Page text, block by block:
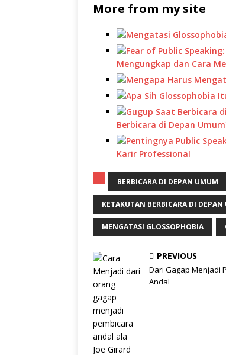
More from my site
Mengungkap dan Cara
Berbicara di Depan
Karir Professional
BERBICARA DI DEPAN UMUM
KETAKUTAN BERBICARA DI DEPAN
MENGATASI GLOSSOPHOBIA
PREVIOUS
Dari Gagap Menjadi
Andal